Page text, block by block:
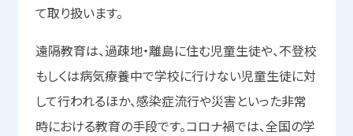
て取り扱います。
遠隔教育は、過疎地・離島に住む児童生徒や、不登校
もしくは病気療養中で学校に行けない児童生徒に対
して行われるほか、感染症流行や災害といった非常
時における教育の手段です。コロナ禍では、全国の学